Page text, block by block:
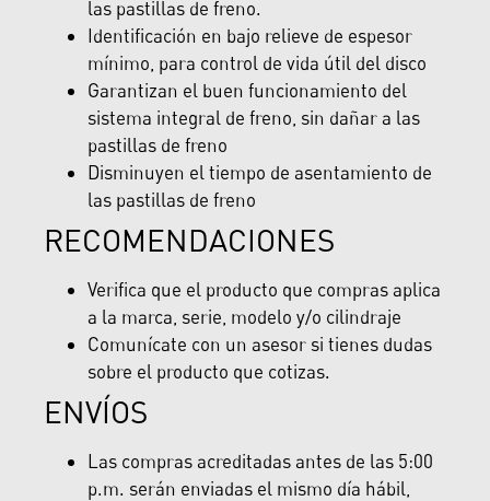
las pastillas de freno.
Identificación en bajo relieve de espesor
mínimo, para control de vida útil del disco
Garantizan el buen funcionamiento del
sistema integral de freno, sin dañar a las
pastillas de freno
Disminuyen el tiempo de asentamiento de
las pastillas de freno
RECOMENDACIONES
Verifica que el producto que compras aplica
a la marca, serie, modelo y/o cilindraje
Comunícate con un asesor si tienes dudas
sobre el producto que cotizas.
ENVÍOS
Las compras acreditadas antes de las 5:00
p.m. serán enviadas el mismo día hábil,